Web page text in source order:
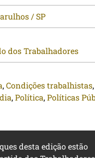
/ SP
dos Trabalhadores
,Condições trabalhistas,
,Política,Políticas
desta edição estão